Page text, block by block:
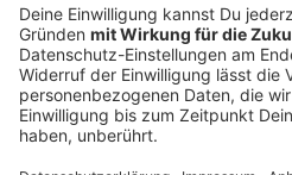
Geheimnisse einer starken
Ihr seid neugierig, wie Ihr
einfachen Worten
Euch die fünf Schlüsselsätze,